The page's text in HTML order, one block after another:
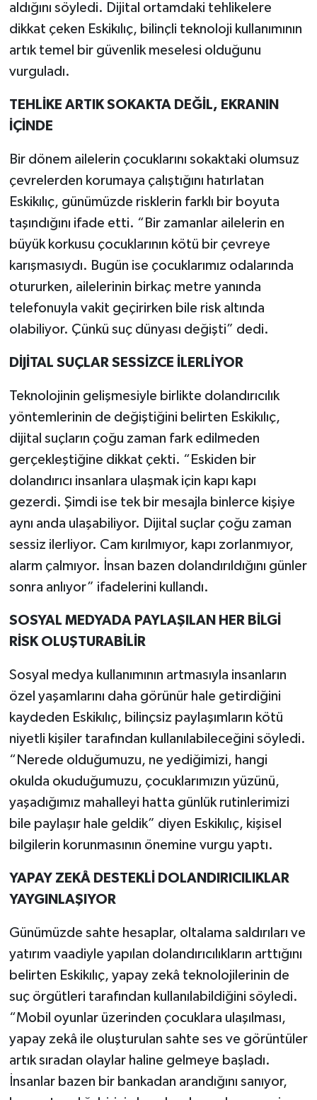
aldığını söyledi. Dijital ortamdaki tehlikelere
dikkat çeken Eskikılıç, bilinçli teknoloji kullanımının
artık temel bir güvenlik meselesi olduğunu
vurguladı.
TEHLİKE ARTIK SOKAKTA DEĞİL, EKRANIN
İÇİNDE
Bir dönem ailelerin çocuklarını sokaktaki olumsuz
çevrelerden korumaya çalıştığını hatırlatan
Eskikılıç, günümüzde risklerin farklı bir boyuta
taşındığını ifade etti. “Bir zamanlar ailelerin en
büyük korkusu çocuklarının kötü bir çevreye
karışmasıydı. Bugün ise çocuklarımız odalarında
otururken, ailelerinin birkaç metre yanında
telefonuyla vakit geçirirken bile risk altında
olabiliyor. Çünkü suç dünyası değişti” dedi.
DİJİTAL SUÇLAR SESSİZCE İLERLİYOR
Teknolojinin gelişmesiyle birlikte dolandırıcılık
yöntemlerinin de değiştiğini belirten Eskikılıç,
dijital suçların çoğu zaman fark edilmeden
gerçekleştiğine dikkat çekti. “Eskiden bir
dolandırıcı insanlara ulaşmak için kapı kapı
gezerdi. Şimdi ise tek bir mesajla binlerce kişiye
aynı anda ulaşabiliyor. Dijital suçlar çoğu zaman
sessiz ilerliyor. Cam kırılmıyor, kapı zorlanmıyor,
alarm çalmıyor. İnsan bazen dolandırıldığını günler
sonra anlıyor” ifadelerini kullandı.
SOSYAL MEDYADA PAYLAŞILAN HER BİLGİ
RİSK OLUŞTURABİLİR
Sosyal medya kullanımının artmasıyla insanların
özel yaşamlarını daha görünür hale getirdiğini
kaydeden Eskikılıç, bilinçsiz paylaşımların kötü
niyetli kişiler tarafından kullanılabileceğini söyledi.
“Nerede olduğumuzu, ne yediğimizi, hangi
okulda okuduğumuzu, çocuklarımızın yüzünü,
yaşadığımız mahalleyi hatta günlük rutinlerimizi
bile paylaşır hale geldik” diyen Eskikılıç, kişisel
bilgilerin korunmasının önemine vurgu yaptı.
YAPAY ZEKÂ DESTEKLİ DOLANDIRICILIKLAR
YAYGINLAŞIYOR
Günümüzde sahte hesaplar, oltalama saldırıları ve
yatırım vaadiyle yapılan dolandırıcılıkların arttığını
belirten Eskikılıç, yapay zekâ teknolojilerinin de
suç örgütleri tarafından kullanılabildiğini söyledi.
“Mobil oyunlar üzerinden çocuklara ulaşılması,
yapay zekâ ile oluşturulan sahte ses ve görüntüler
artık sıradan olaylar haline gelmeye başladı.
İnsanlar bazen bir bankadan arandığını sanıyor,